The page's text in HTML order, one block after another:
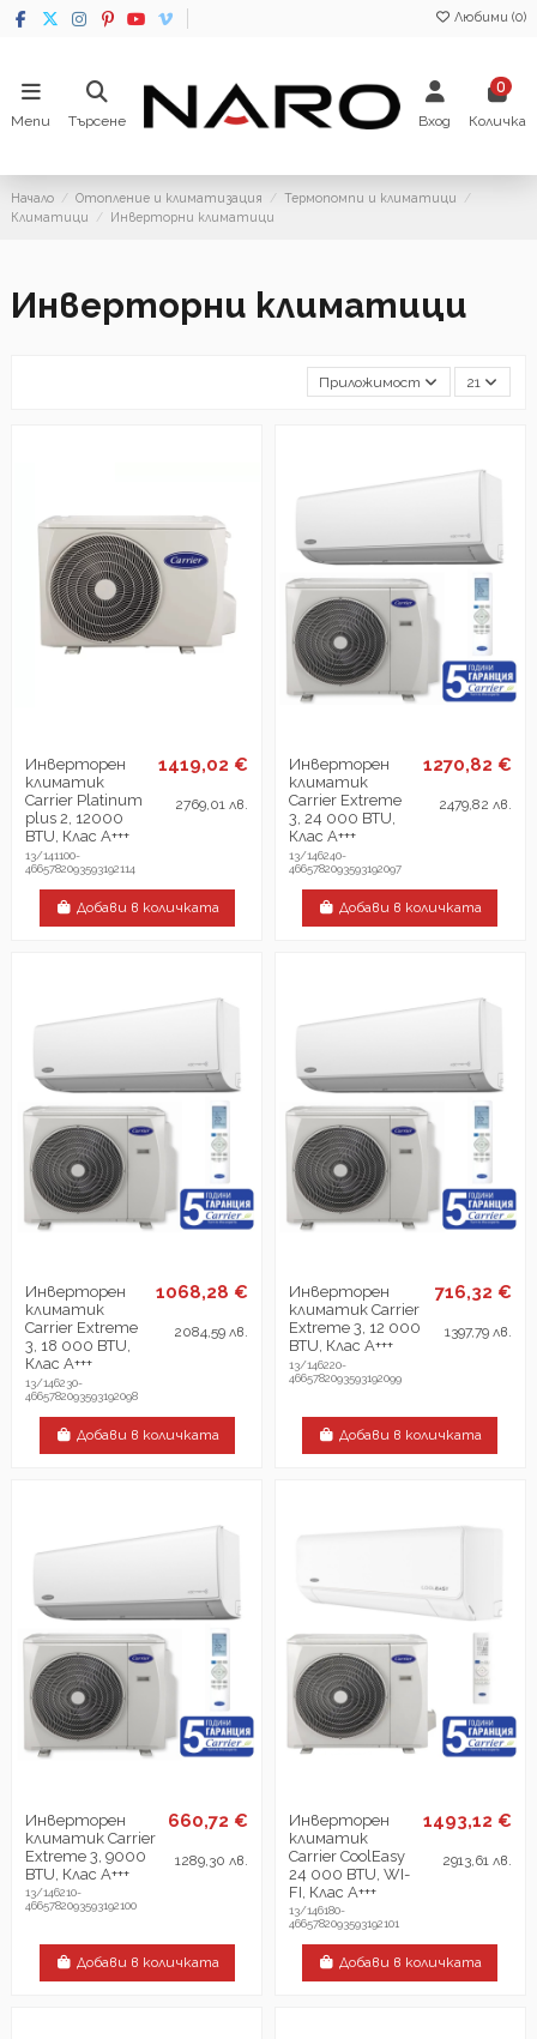
Любими (0)
Menu Търсене Вход
0
Количка
Начало Отопление и климатизация
Термопомпи и климатици
Климатици
Инверторни климатици
Инверторни климатици
Приложимост 21
Инверторен
климатик
Carrier Platinum
plus 2, 12000
BTU, Клас А+++
13/141100-
4665782093593192114
1419,02 €
2769,01 лв.
Добави в количката
Инверторен
климатик
Carrier Extreme
3, 24 000 BTU,
Клас А+++
13/146240-
4665782093593192097
1270,82 €
2479,82 лв.
Добави в количката
Инверторен
климатик
Carrier Extreme
3, 18 000 BTU,
Клас А+++
13/146230-
4665782093593192098
1068,28 €
2084,59 лв.
Добави в количката
Инверторен
климатик Carrier
Extreme 3, 12 000
BTU, Клас А+++
13/146220-
4665782093593192099
716,32 €
1397,79 лв.
Добави в количката
Инверторен
климатик Carrier
Extreme 3, 9000
BTU, Клас А+++
13/146210-
4665782093593192100
660,72 €
1289,30 лв.
Добави в количката
Инверторен
климатик
Carrier CoolEasy
24 000 BTU, WI-
FI, Клас А+++
13/146180-
4665782093593192101
1493,12 €
2913,61 лв.
Добави в количката